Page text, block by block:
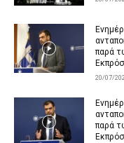
παρά
20/07/
παρά